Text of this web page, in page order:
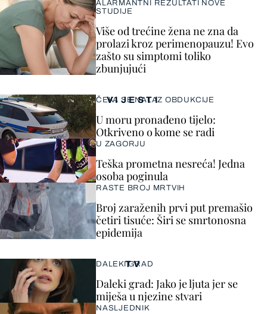
VIJESTI
ČEKA SE NALAZ OBDUKCIJE
U moru pronađeno tijelo:
Otkriveno o kome se radi
U ZAGORJU
Teška prometna nesreća! Jedna
osoba poginula
RASTE BROJ MRTVIH
Broj zaraženih prvi put premašio
četiri tisuće: Širi se smrtonosna
epidemija
ALARMANTNI REZULTATI NOVE
STUDIJE
Više od trećine žena ne zna da
prolazi kroz perimenopauzu! Evo
zašto su simptomi toliko
zbunjujući
TV
DALEKI GRAD
Daleki grad: Jako je ljuta jer se
miješa u njezine stvari
NASLJEDNIK